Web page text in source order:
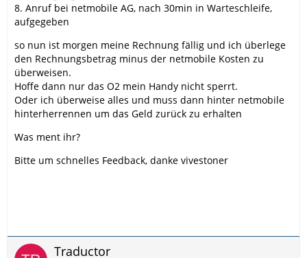
8. Anruf bei netmobile AG, nach 30min in Warteschleife,
aufgegeben
so nun ist morgen meine Rechnung fällig und ich überlege
den Rechnungsbetrag minus der netmobile Kosten zu
überweisen.
Hoffe dann nur das O2 mein Handy nicht sperrt.
Oder ich überweise alles und muss dann hinter netmobile
hinterherrennen um das Geld zurück zu erhalten
Was ment ihr?
Bitte um schnelles Feedback, danke vivestoner
Traductor